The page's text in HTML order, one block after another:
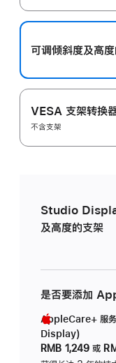
可调倾斜度及高‍
VESA 支架转换
不含支架
Studio
及高度的支架
是否要添加
AppleCare+ 服
Display)
RMB 1,249 或